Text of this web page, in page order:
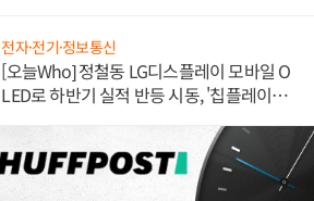
전자·전기·정보통신
[오늘Who] 정철동 LG디스플레이 모바일 O
LED로 하반기 실적 반등 시동, '칩플레이